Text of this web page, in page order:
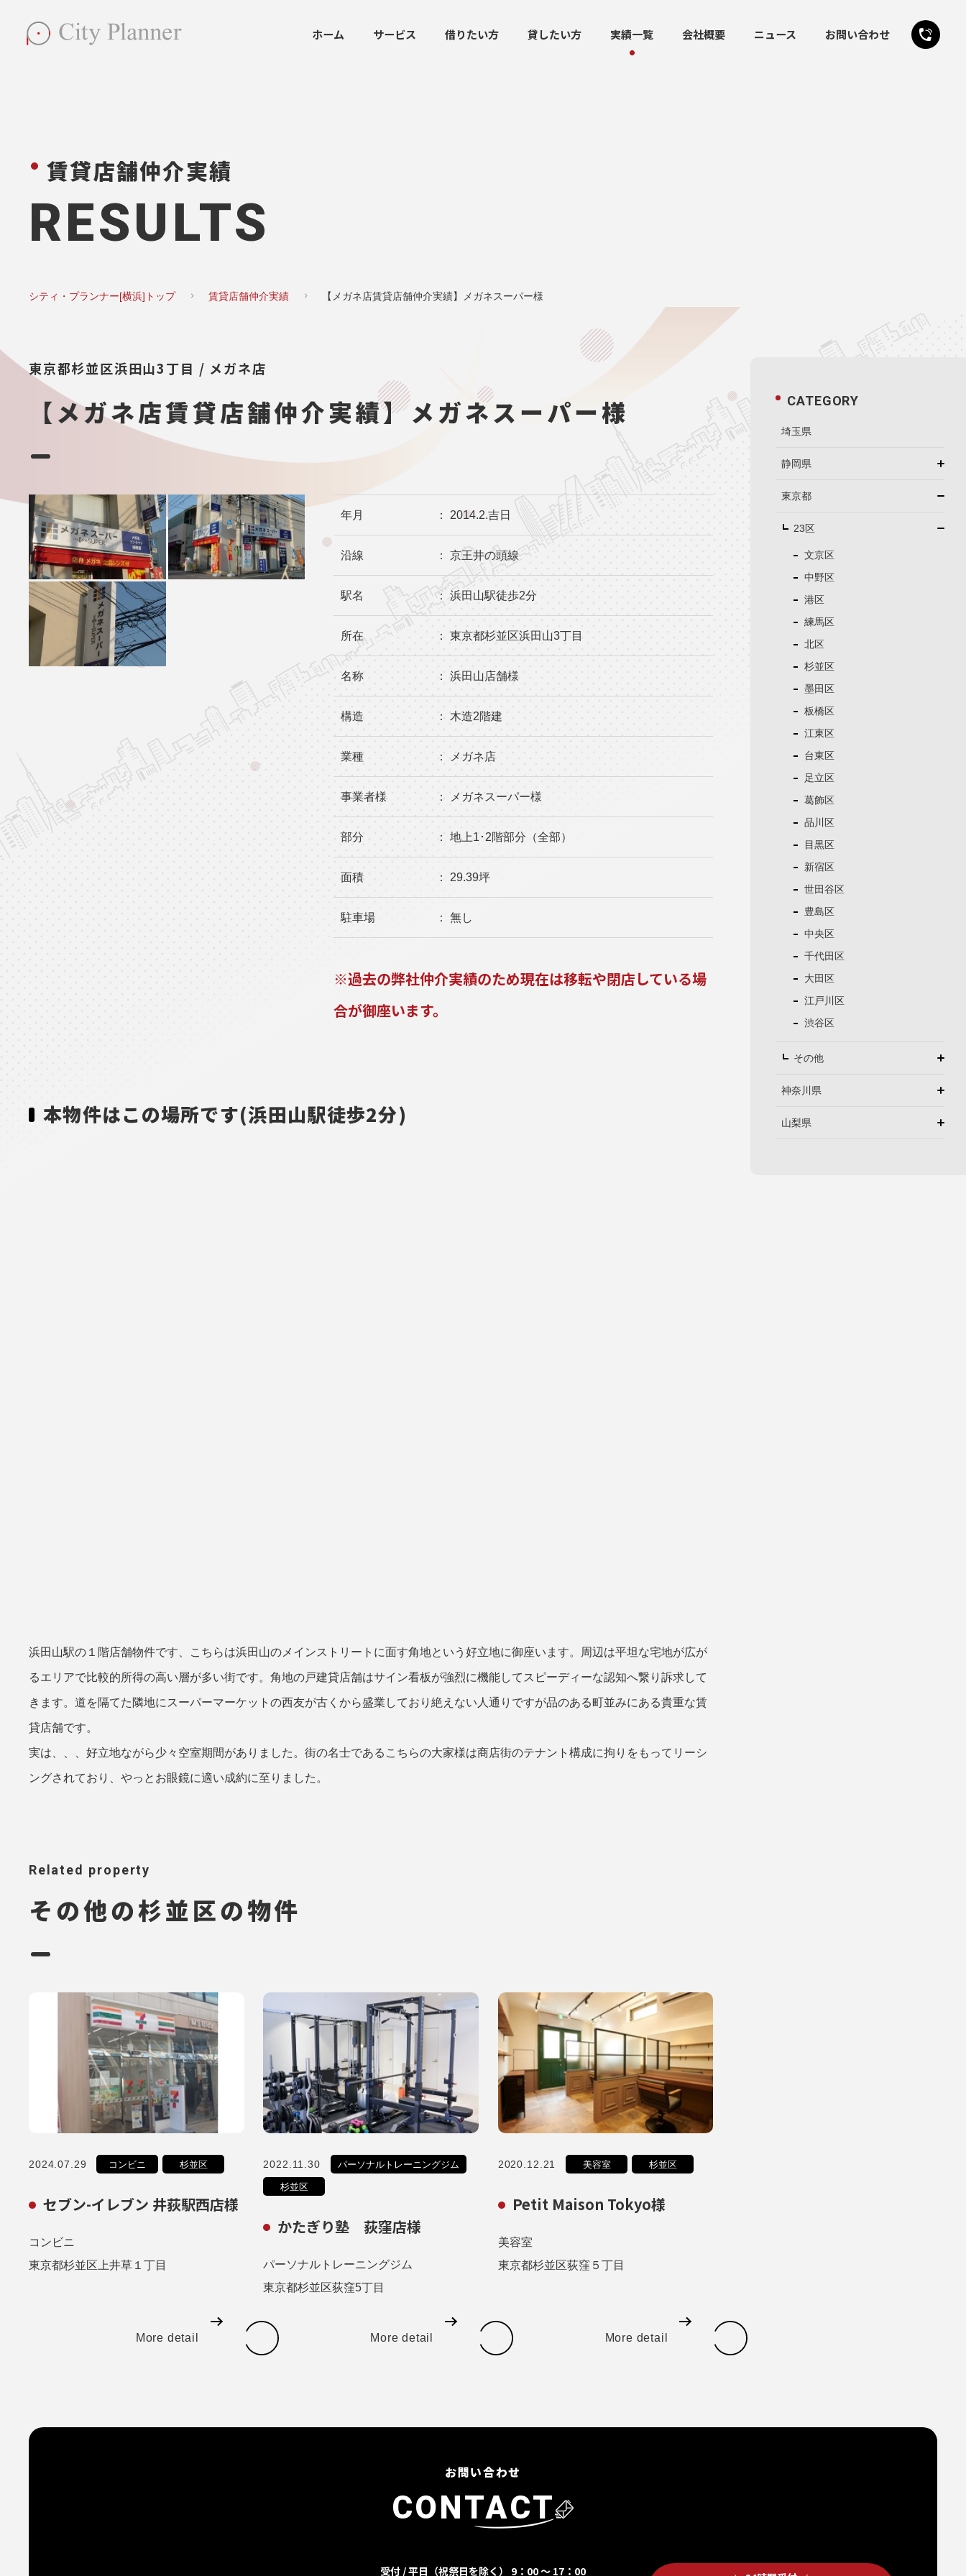
ホーム サービス 借りたい方 貸したい方 実績一覧 会社概要 ニュース お問い合わせ
賃貸店舗仲介実績
RESULTS
シティ・プランナー[横浜]トップ 賃貸店舗仲介実績 【メガネ店賃貸店舗仲介実績】メガネスーパー様
東京都杉並区浜田山3丁目 / メガネ店
【メガネ店賃貸店舗仲介実績】メガネスーパー様
年月 ： 2014.2.吉日
沿線 ： 京王井の頭線
駅名 ： 浜田山駅徒歩2分
所在 ： 東京都杉並区浜田山3丁目
名称 ： 浜田山店舗様
構造 ： 木造2階建
業種 ： メガネ店
事業者様 ： メガネスーパー様
部分 ： 地上1･2階部分（全部）
面積 ： 29.39坪
駐車場 ： 無し
※過去の弊社仲介実績のため現在は移転や閉店している場
合が御座います。
本物件はこの場所です(浜田山駅徒歩2分)
浜田山駅の１階店舗物件です、こちらは浜田山のメインストリートに面す角地という好立地に御座います。周辺は平坦な宅地が広が
るエリアで比較的所得の高い層が多い街です。角地の戸建貸店舗はサイン看板が強烈に機能してスピーディーな認知へ繋り訴求して
きます。道を隔てた隣地にスーパーマーケットの西友が古くから盛業しており絶えない人通りですが品のある町並みにある貴重な賃
貸店舗です。
実は、、、好立地ながら少々空室期間がありました。街の名士であるこちらの大家様は商店街のテナント構成に拘りをもってリーシ
ングされており、やっとお眼鏡に適い成約に至りました。
Related property
その他の杉並区の物件
2024.07.29 コンビニ 杉並区
セブン-イレブン 井荻駅西店様
コンビニ
東京都杉並区上井草１丁目
More detail
2022.11.30 パーソナルトレーニングジム
杉並区
かたぎり塾 荻窪店様
パーソナルトレーニングジム
東京都杉並区荻窪5丁目
More detail
2020.12.21 美容室 杉並区
Petit Maison Tokyo様
美容室
東京都杉並区荻窪５丁目
More detail
CATEGORY
埼玉県
静岡県
東京都
23区
文京区
中野区
港区
練馬区
北区
杉並区
墨田区
板橋区
江東区
台東区
足立区
葛飾区
品川区
目黒区
新宿区
世田谷区
豊島区
中央区
千代田区
大田区
江戸川区
渋谷区
その他
神奈川県
山梨県
お問い合わせ
CONTACT
受付 / 平日（祝祭日を除く） 9：00 ～ 17：00